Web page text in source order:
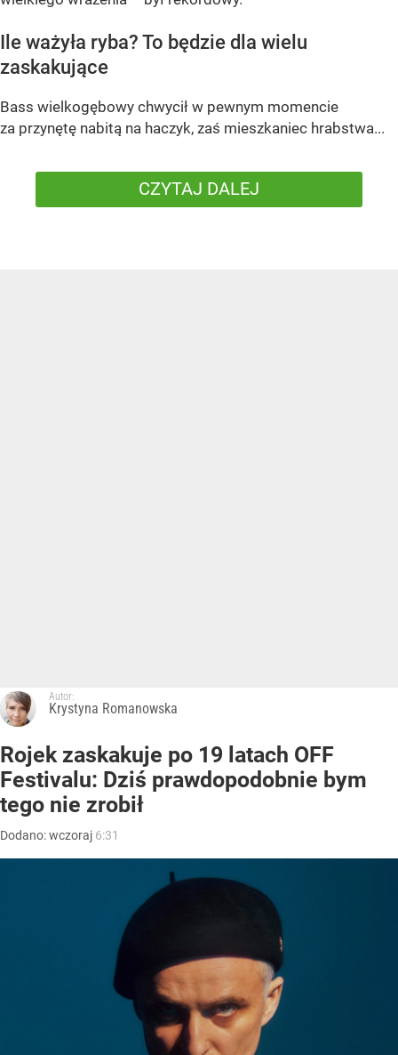
Ile ważyła ryba? To będzie dla wielu
zaskakujące
Bass wielkogębowy chwycił w pewnym momencie
za przynętę nabitą na haczyk, zaś mieszkaniec hrabstwa...
CZYTAJ DALEJ
Autor:
Krystyna Romanowska
Rojek zaskakuje po 19 latach OFF
Festivalu: Dziś prawdopodobnie bym
tego nie zrobił
Dodano:wczoraj 6:31